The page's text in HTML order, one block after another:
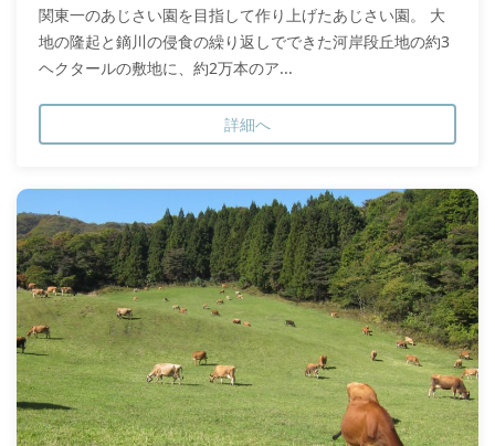
関東一のあじさい園を目指して作り上げたあじさい園。 大
地の隆起と鏑川の侵食の繰り返しでできた河岸段丘地の約3
ヘクタールの敷地に、約2万本のア...
詳細へ